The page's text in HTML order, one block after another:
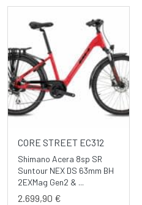
CORE STREET EC312
Shimano Acera 8sp SR
Suntour NEX DS 63mm BH
2EXMag Gen2 & ...
2.699,90 €